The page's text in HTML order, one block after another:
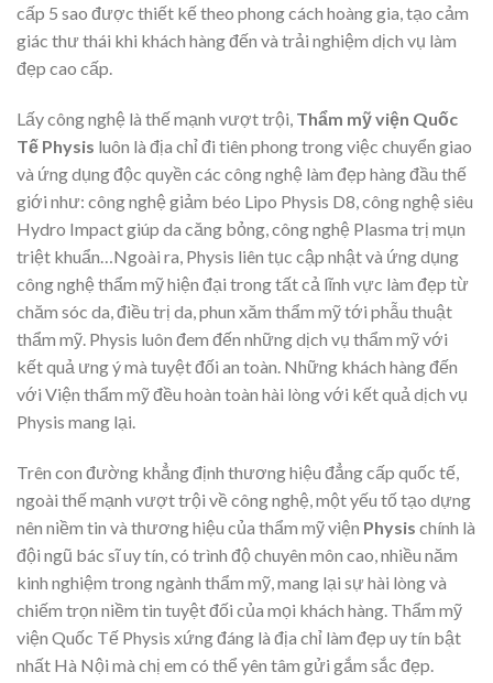
cấp 5 sao được thiết kế theo phong cách hoàng gia, tạo cảm
giác thư thái khi khách hàng đến và trải nghiệm dịch vụ làm
đẹp cao cấp.
Lấy công nghệ là thế mạnh vượt trội, Thẩm mỹ viện Quốc
Tế Physis luôn là địa chỉ đi tiên phong trong việc chuyển giao
và ứng dụng độc quyền các công nghệ làm đẹp hàng đầu thế
giới như: công nghệ giảm béo Lipo Physis D8, công nghệ siêu
Hydro Impact giúp da căng bỏng, công nghệ Plasma trị mụn
triệt khuẩn…Ngoài ra, Physis liên tục cập nhật và ứng dụng
công nghệ thẩm mỹ hiện đại trong tất cả lĩnh vực làm đẹp từ
chăm sóc da, điều trị da, phun xăm thẩm mỹ tới phẫu thuật
thẩm mỹ. Physis luôn đem đến những dịch vụ thẩm mỹ với
kết quả ưng ý mà tuyệt đối an toàn. Những khách hàng đến
với Viện thẩm mỹ đều hoàn toàn hài lòng với kết quả dịch vụ
Physis mang lại.
Trên con đường khẳng định thương hiệu đẳng cấp quốc tế,
ngoài thế mạnh vượt trội về công nghệ, một yếu tố tạo dựng
nên niềm tin và thương hiệu của thẩm mỹ viện Physis chính là
đội ngũ bác sĩ uy tín, có trình độ chuyên môn cao, nhiều năm
kinh nghiệm trong ngành thẩm mỹ, mang lại sự hài lòng và
chiếm trọn niềm tin tuyệt đối của mọi khách hàng. Thẩm mỹ
viện Quốc Tế Physis xứng đáng là địa chỉ làm đẹp uy tín bật
nhất Hà Nội mà chị em có thể yên tâm gửi gắm sắc đẹp.